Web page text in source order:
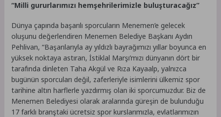
“Milli gururlarımızı hemşehrilerimizle buluşturacağız”
Dünya çapında başarılı sporcuların Menemen’e gelecek
oluşunu değerlendiren Menemen Belediye Başkanı Aydın
Pehlivan, “Başarılarıyla ay yıldızlı bayrağımızı yıllar boyunca en
yüksek noktaya astıran, İstiklal Marşı’mızı dünyanın dört bir
tarafında dinleten Taha Akgül ve Rıza Kayaalp, yalnızca
bugünün sporcuları değil, zaferleriyle isimlerini ülkemiz spor
tarihine altın harflerle yazdırmış olan iki sporcumuzdur. Biz de
Menemen Belediyesi olarak aralarında güreşin de bulunduğu
17 farklı branştaki ücretsiz spor kurslarımızla, evlatlarımızın